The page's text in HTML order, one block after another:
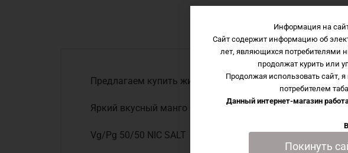
Описание
Предлагаем купить жидкость по низкой цене Mango
Яркий вкусный манго с кислинкой
Vg/Pg 50/50 NIC SALT
Информация на
Сайт содержит информацию об
лет, являющихся потребителями
продолжат курить или
Продолжая использовать сайт,
потребителем
Данный интернет-магазин
Покинуть